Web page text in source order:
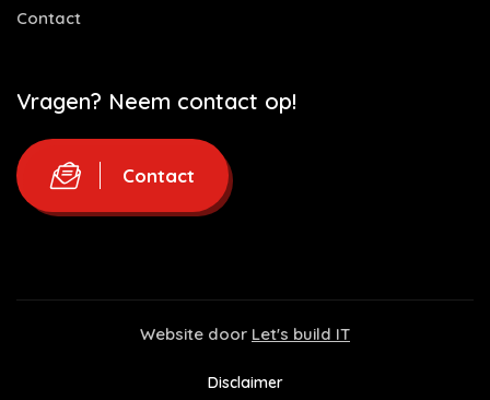
Contact
Vragen? Neem contact op!
Contact
Website door Let's build IT
Disclaimer